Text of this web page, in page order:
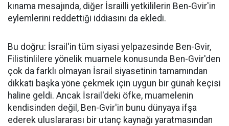
kınama mesajında, diğer İsrailli yetkililerin Ben-Gvir'in
eylemlerini reddettiği iddiasını da ekledi.
Bu doğru: İsrail'in tüm siyasi yelpazesinde Ben-Gvir,
Filistinlilere yönelik muamele konusunda Ben-Gvir'den
çok da farklı olmayan İsrail siyasetinin tamamından
dikkati başka yöne çekmek için uygun bir günah keçisi
haline geldi. Ancak İsrail'deki öfke, muamelenin
kendisinden değil, Ben-Gvir'in bunu dünyaya ifşa
ederek uluslararası bir utanç kaynağı yaratmasından